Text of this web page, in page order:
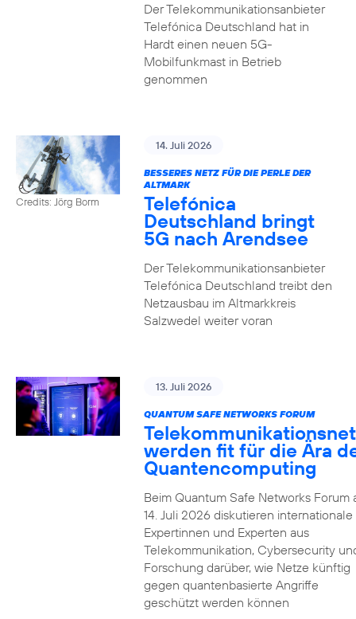
Der Telekommunikationsanbieter
Telefónica Deutschland hat in
Hardt einen neuen 5G-
Mobilfunkmast in Betrieb
genommen
Credits: Jörg Borm
14. Juli 2026
BESSERES NETZ FÜR DIE PERLE DER
ALTMARK
Telefónica
Deutschland bringt
5G nach Arendsee
Der Telekommunikationsanbieter
Telefónica Deutschland treibt den
Netzausbau im Altmarkkreis
Salzwedel weiter voran
13. Juli 2026
QUANTUM SAFE NETWORKS FORUM
werden fit für die Ära
Quantencomputing
Beim Quantum Safe Networks Forum
14. Juli 2026 diskutieren internationale
Expertinnen und Experten aus
Telekommunikation, Cybersecurity
Forschung darüber, wie Netze künftig
gegen quantenbasierte Angriffe
geschützt werden können